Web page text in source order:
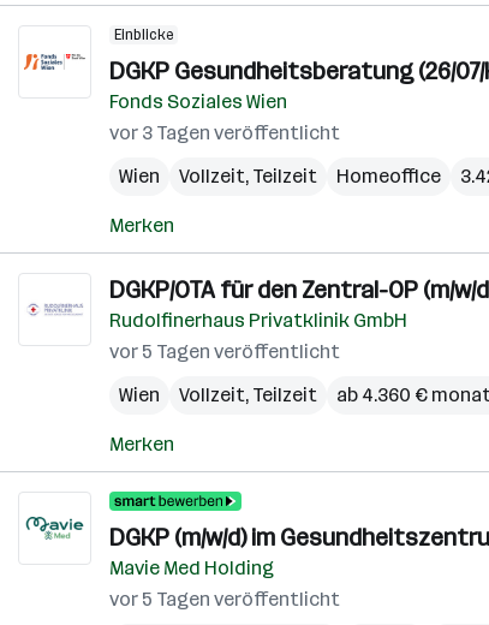
Einblicke
DGKP Gesundheitsberatung (26/07/
Fonds Soziales Wien
vor 3 Tagen veröffentlicht
Wien
Vollzeit, Teilzeit Homeoffice
Merken
DGKP/OTA für den Zentral-OP (m/w/
Rudolfinerhaus Privatklinik GmbH
vor 5 Tagen veröffentlicht
Wien
Vollzeit, Teilzeit ab 4.360 €
Merken
DGKP (m/w/d) im
Mavie Med Holding
vor 5 Tagen veröffentlicht